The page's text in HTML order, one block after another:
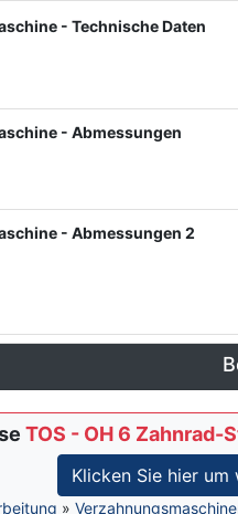
- Technische Daten
- Abmessungen
- Abmessungen 2
TOS - OH 6 Zahnrad-
Klicken Sie hier
»